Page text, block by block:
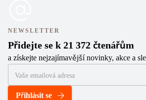
NEWSLETTER
Přidejte se k 21 372 čtenářům
a získejte nejzajímavější novinky, akce a
Přihlásit se